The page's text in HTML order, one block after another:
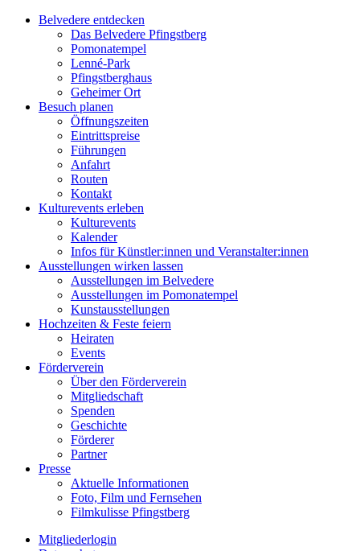
Belvedere entdecken
Das Belvedere Pfingstberg
Pomonatempel
Lenné-Park
Pfingstberghaus
Geheimer Ort
Besuch planen
Öffnungszeiten
Eintrittspreise
Führungen
Anfahrt
Routen
Kontakt
Kulturevents erleben
Kulturevents
Kalender
Infos für Künstler:innen und Veranstalter:innen
Ausstellungen wirken lassen
Ausstellungen im Belvedere
Ausstellungen im Pomonatempel
Kunstausstellungen
Hochzeiten & Feste feiern
Heiraten
Events
Förderverein
Über den Förderverein
Mitgliedschaft
Spenden
Geschichte
Förderer
Partner
Presse
Aktuelle Informationen
Foto, Film und Fernsehen
Filmkulisse Pfingstberg
Mitgliederlogin